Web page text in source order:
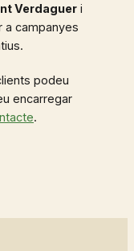
Verdaguer i
a campanyes
podeu
encarregar
.